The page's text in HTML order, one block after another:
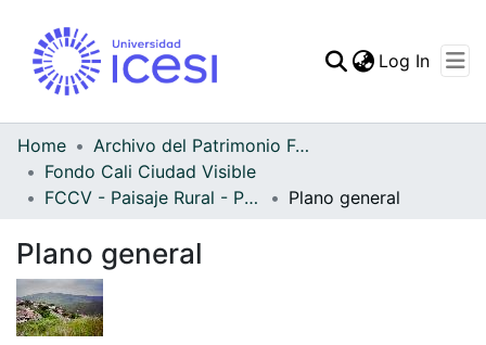
Log In
Home
Archivo del Patrimonio Fotográfico y Fílmico del Valle del Cauca
Fondo Cali Ciudad Visible
FCCV - Paisaje Rural - Patrimonial
Plano general
Plano general